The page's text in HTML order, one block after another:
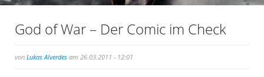
God of War – Der Comic im Check
von Lukas Alverdes am 26.03.2011 - 12:01